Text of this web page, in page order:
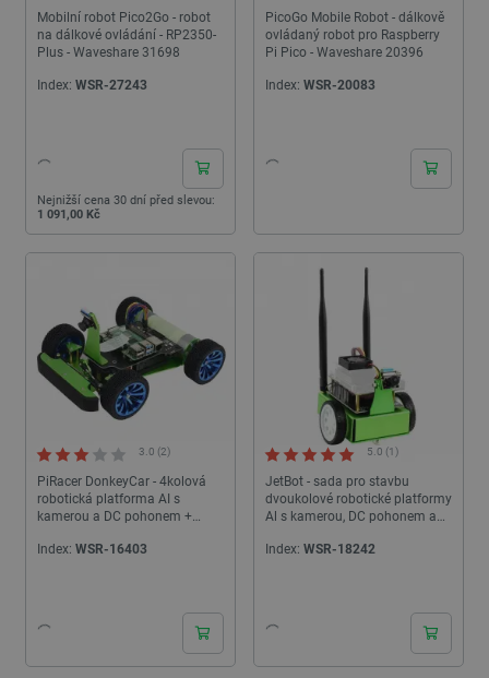
Mobilní robot Pico2Go - robot
na dálkové ovládání - RP2350-
Plus - Waveshare 31698
Index: WSR-27243
Nejnižší cena 30 dní před slevou:
1 091,00 Kč
PicoGo Mobile Robot - dálkově
ovládaný robot pro Raspberry
Pi Pico - Waveshare 20396
Index: WSR-20083
PiRacer DonkeyCar - 4kolová
robotická platforma AI s
kamerou a DC pohonem +
Waveshare...
3.0 (2)
Index: WSR-16403
JetBot - sada pro stavbu
dvoukolové robotické platformy
Al s kamerou, DC pohonem a
16909
5.0 (1)
Index: WSR-18242